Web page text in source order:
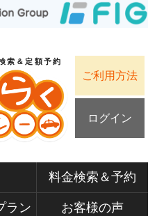
索＆定額予約
ご利用方法
ログイン
料金検索＆予約
ラン お客様の声